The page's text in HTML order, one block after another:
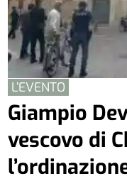
L’EVENTO
Giampio
vescovo di